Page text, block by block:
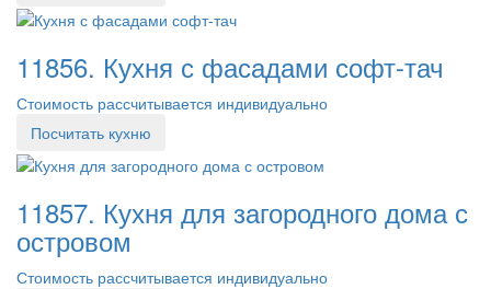
11856. Кухня с фасадами софт-тач
Стоимость рассчитывается индивидуально
Посчитать кухню
11857. Кухня для загородного дома с
островом
Стоимость рассчитывается индивидуально